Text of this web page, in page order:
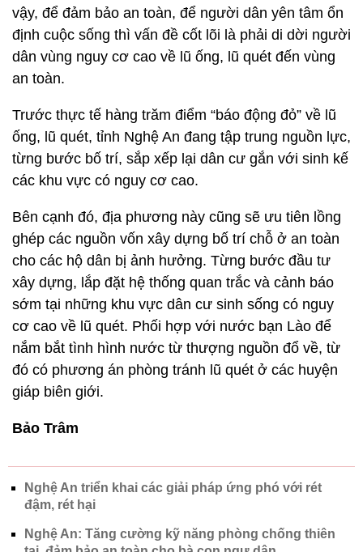
vậy, để đảm bảo an toàn, để người dân yên tâm ổn
định cuộc sống thì vấn đề cốt lõi là phải di dời người
dân vùng nguy cơ cao về lũ ống, lũ quét đến vùng
an toàn.
Trước thực tế hàng trăm điểm “báo động đỏ” về lũ
ống, lũ quét, tỉnh Nghệ An đang tập trung nguồn lực,
từng bước bố trí, sắp xếp lại dân cư gắn với sinh kế
các khu vực có nguy cơ cao.
Bên cạnh đó, địa phương này cũng sẽ ưu tiên lồng
ghép các nguồn vốn xây dựng bố trí chỗ ở an toàn
cho các hộ dân bị ảnh hưởng. Từng bước đầu tư
xây dựng, lắp đặt hệ thống quan trắc và cảnh báo
sớm tại những khu vực dân cư sinh sống có nguy
cơ cao về lũ quét. Phối hợp với nước bạn Lào để
nắm bắt tình hình nước từ thượng nguồn đổ về, từ
đó có phương án phòng tránh lũ quét ở các huyện
giáp biên giới.
Bảo Trâm
Nghệ An triển khai các giải pháp ứng phó với rét
đậm, rét hại
Nghệ An: Tăng cường kỹ năng phòng chống thiên